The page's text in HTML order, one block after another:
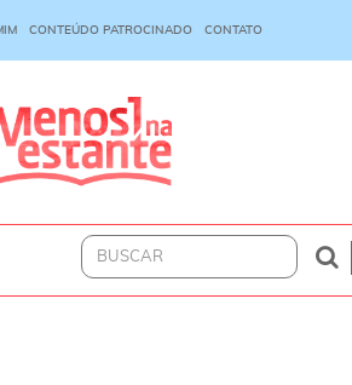
CONTEÚDO PATROCINADO CONTATO